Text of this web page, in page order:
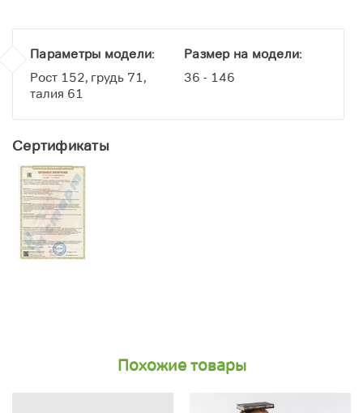
Параметры модели:
Рост 152, грудь 71,
талия 61
Размер на модели:
36 - 146
Сертификаты
Похожие товары